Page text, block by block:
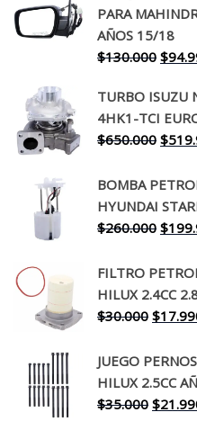
PARA
AÑOS 15/18
$130.000 El
era:
$
TURBO ISUZU
4HK1-TCI
$650.000 El
era:
$
BOMBA
HYUNDAI
$260.000 El
era:
$
FILTRO
HILUX 2.4CC
$30.000 El
original
era:
$
JUEGO
HILUX 2.5CC
$35.000 El
$